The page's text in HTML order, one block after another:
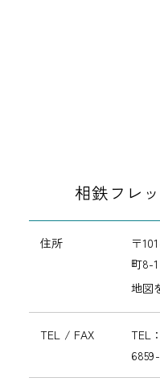
相鉄フレ
住所
〒
町8-1
地図
TEL / FAX TEL：